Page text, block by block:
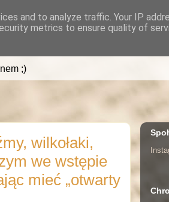
;)
wilkołaki,
we wstępie
mieć „otwarty
and to analyze traffic. Your IP
metrics to ensure quality of